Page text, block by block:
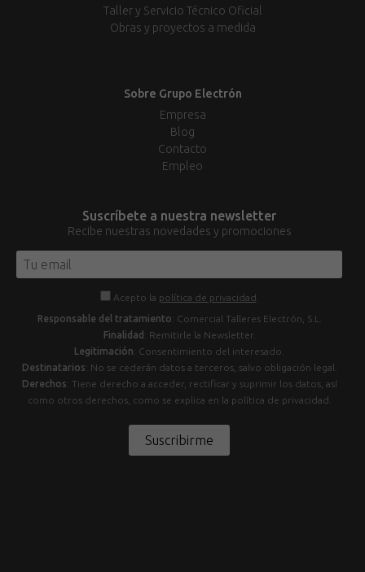
Taller y Servicio Técnico Oficial
Obras y proyectos a medida
Sobre Grupo Electrón
Empresa
Blog
Contacto
Empleo
Suscríbete a nuestra newsletter
Recibe nuestras novedades y promociones
Acepto la política de privacidad
Responsable del tratamiento: Comercial Talleres Electrón, S.L.
Finalidad : Remitirle la Newsletter.
Legitimación: Consentimiento del interesado.
Destinatarios: No se cederán datos a terceros, salvo obligación legal.
Derechos: Tiene derecho a acceder, rectificar y suprimir los datos, así
como otros derechos, como se explica en la política de privacidad.
Suscribirme